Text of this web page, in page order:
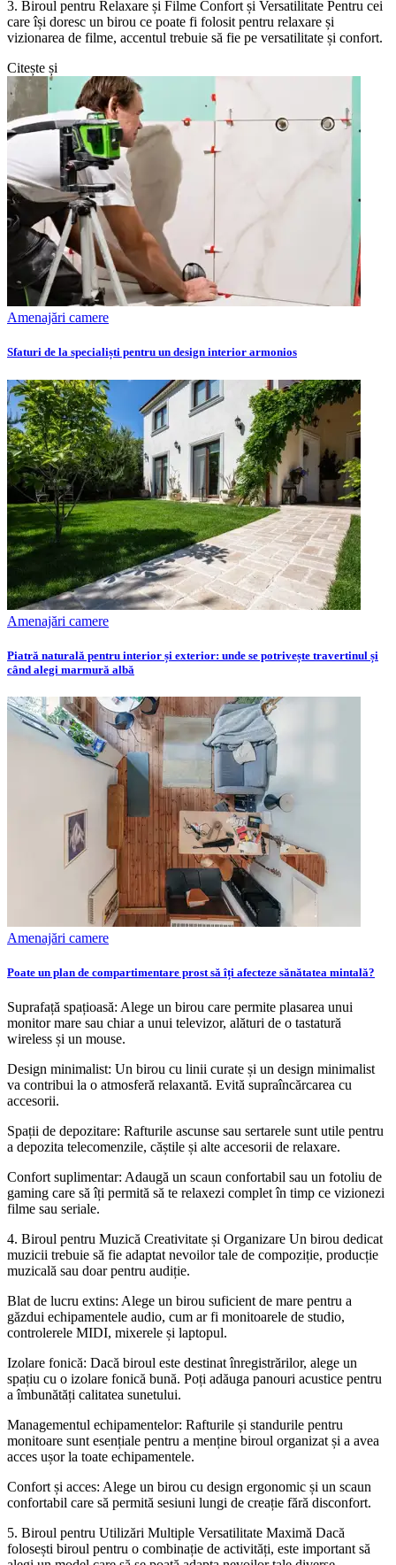
3. Biroul pentru Relaxare și Filme Confort și Versatilitate Pentru cei
care își doresc un birou ce poate fi folosit pentru relaxare și
vizionarea de filme, accentul trebuie să fie pe versatilitate și confort.
Citește și
Amenajări camere
Sfaturi de la specialiști pentru un design interior armonios
Amenajări camere
Piatră naturală pentru interior și exterior: unde se potrivește travertinul și
când alegi marmură albă
Amenajări camere
Poate un plan de compartimentare prost să îți afecteze sănătatea mintală?
Suprafață spațioasă: Alege un birou care permite plasarea unui
monitor mare sau chiar a unui televizor, alături de o tastatură
wireless și un mouse.
Design minimalist: Un birou cu linii curate și un design minimalist
va contribui la o atmosferă relaxantă. Evită supraîncărcarea cu
accesorii.
Spații de depozitare: Rafturile ascunse sau sertarele sunt utile pentru
a depozita telecomenzile, căștile și alte accesorii de relaxare.
Confort suplimentar: Adaugă un scaun confortabil sau un fotoliu de
gaming care să îți permită să te relaxezi complet în timp ce vizionezi
filme sau seriale.
4. Biroul pentru Muzică Creativitate și Organizare Un birou dedicat
muzicii trebuie să fie adaptat nevoilor tale de compoziție, producție
muzicală sau doar pentru audiție.
Blat de lucru extins: Alege un birou suficient de mare pentru a
găzdui echipamentele audio, cum ar fi monitoarele de studio,
controlerele MIDI, mixerele și laptopul.
Izolare fonică: Dacă biroul este destinat înregistrărilor, alege un
spațiu cu o izolare fonică bună. Poți adăuga panouri acustice pentru
a îmbunătăți calitatea sunetului.
Managementul echipamentelor: Rafturile și standurile pentru
monitoare sunt esențiale pentru a menține biroul organizat și a avea
acces ușor la toate echipamentele.
Confort și acces: Alege un birou cu design ergonomic și un scaun
confortabil care să permită sesiuni lungi de creație fără disconfort.
5. Biroul pentru Utilizări Multiple Versatilitate Maximă Dacă
folosești biroul pentru o combinație de activități, este important să